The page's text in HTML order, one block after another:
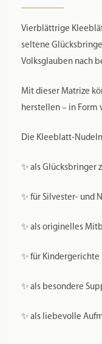
Vierblättrige
seltene
Volksglauben nach
Mit dieser Matrize
herstellen – in Form
Die Kleeblatt-
✨ als Glücksbringer
✨ für Silvester- und
✨ als originelles
✨ für
✨ als besondere
✨ als liebevolle